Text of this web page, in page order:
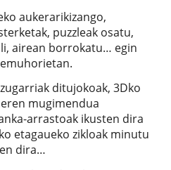
aukerarikizango,
puzzleak osatu,
airean borrokatu… egin
ditujokoak, 3Dko
mugimendua
arrastoak ikusten dira
etagaueko zikloak minutu
dira…